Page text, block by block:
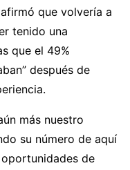
que volvería a
tenido una
que el 49%
después de
más nuestro
su número de aquí
de